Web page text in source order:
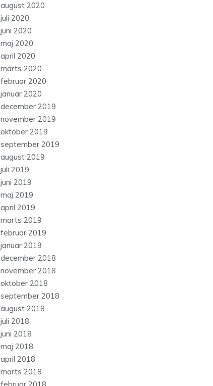
august 2020
juli 2020
juni 2020
maj 2020
april 2020
marts 2020
februar 2020
januar 2020
december 2019
november 2019
oktober 2019
september 2019
august 2019
juli 2019
juni 2019
maj 2019
april 2019
marts 2019
februar 2019
januar 2019
december 2018
november 2018
oktober 2018
september 2018
august 2018
juli 2018
juni 2018
maj 2018
april 2018
marts 2018